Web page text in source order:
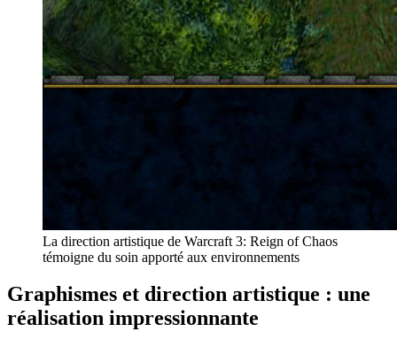
La direction artistique de Warcraft 3: Reign of Chaos
témoigne du soin apporté aux environnements
Graphismes et direction artistique : une
réalisation impressionnante